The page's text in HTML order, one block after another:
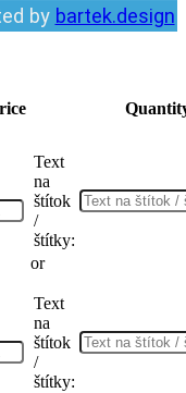
by bartek.design
Text
na
štítok
/
štítky:
or
Text
na
štítok
/
štítky: